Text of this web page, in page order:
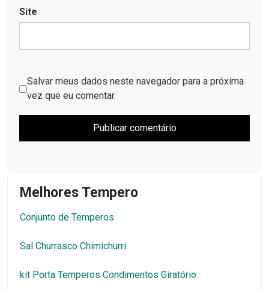
Site
Salvar meus dados neste navegador para a próxima
vez que eu comentar.
Melhores Tempero
Conjunto de Temperos
Sal Churrasco Chimichurri
kit Porta Temperos Condimentos Giratório